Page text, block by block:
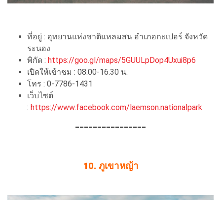
ที่อยู่ : อุทยานแห่งชาติแหลมสน อำเภอกะเปอร์ จังหวัด
ระนอง
พิกัด : https://goo.gl/maps/5GUULpDop4Uxui8p6
เปิดให้เข้าชม : 08.00-16.30 น.
โทร : 0-7786-1431
เว็บไซต์
: https://www.facebook.com/laemson.nationalpark
================
10. ภูเขาหญ้า